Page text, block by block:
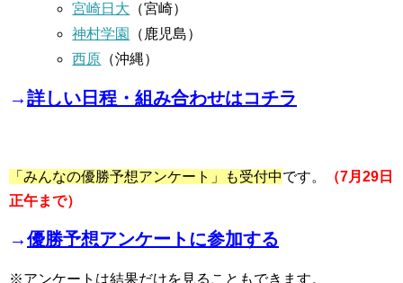
宮崎日大 （宮崎）
神村学園
（鹿児島）
西原 （沖縄）
→詳しい日程・組み合わせはコチラ
「みんなの優勝予想アンケート」も受付中です。
（7月29日
正午まで）
→優勝予想アンケートに参加する
※アンケートは結果だけを見ることもできます。